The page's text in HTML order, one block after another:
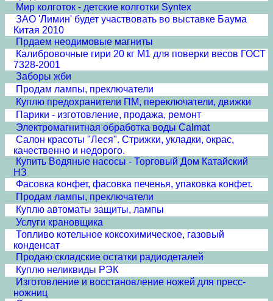
Мир колготок - детские колготки Syntex
ЗАО 'Лимин' будет участвовать во выставке Баума
Китая 2010
Прдаем неодимовые магниты
Калибровочные гири 20 кг М1 для поверки весов ГОСТ
7328-2001
Заборы жби
Продам лампы, преключатели
Куплю предохранители ПМ, переключатели, движки
Парики - изготовление, продажа, ремонт
Электромагнитная обработка воды Calmat
Cалон красоты "Леся". Стрижки, укладки, окрас,
качественно и недорого.
Купить Водяные насосы - Торговый Дом Катайский
НЗ
Фасовка конфет, фасовка печенья, упаковка конфет.
Продам лампы, преключатели
Куплю автоматы защиты, лампы
Услуги крановщика
Топливо котельное коксохимическое, газовый
конденсат
Продаю складские остатки радиодеталей
Куплю неликвиды РЭК
Изготовление и восстановление ножей для пресс-
ножниц